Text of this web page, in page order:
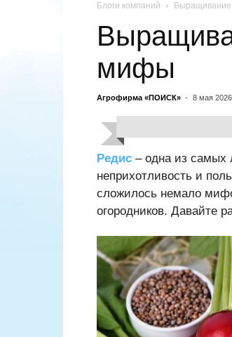
Блоги компаний
мифы
Агрофирма «ПОИСК» - 8 мая 2026
Редис – одна из самых
неприхотливость и
сложилось немало
огородников. Давайте